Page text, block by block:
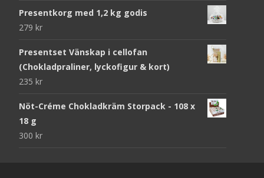
Presentkorg med 1,2 kg godis
279 kr
Presentset Vänskap i cellofan
(Chokladpraliner, lyckofigur & kort)
235 kr
Nöt-Créme Chokladkräm Storpack - 108 x
18 g
300 kr